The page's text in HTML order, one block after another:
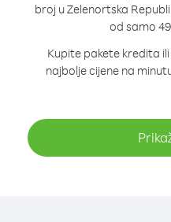
broj u Zelenortska
od samo
Kupite pakete kredita
najbolje cijene na